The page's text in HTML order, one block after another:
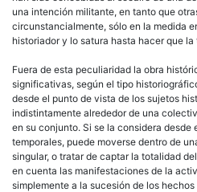
una intención militante, en tanto que
circunstancialmente, sólo en la medida
historiador y lo satura hasta hacer que
Fuera de esta peculiaridad la obra
significativas, según el tipo
desde el punto de vista de los sujetos
indistintamente alrededor de una
en su conjunto. Si se la considera desde
temporales, puede moverse dentro de
singular, o tratar de captar la totalidad
en cuenta las manifestaciones de la
simplemente a la sucesión de los